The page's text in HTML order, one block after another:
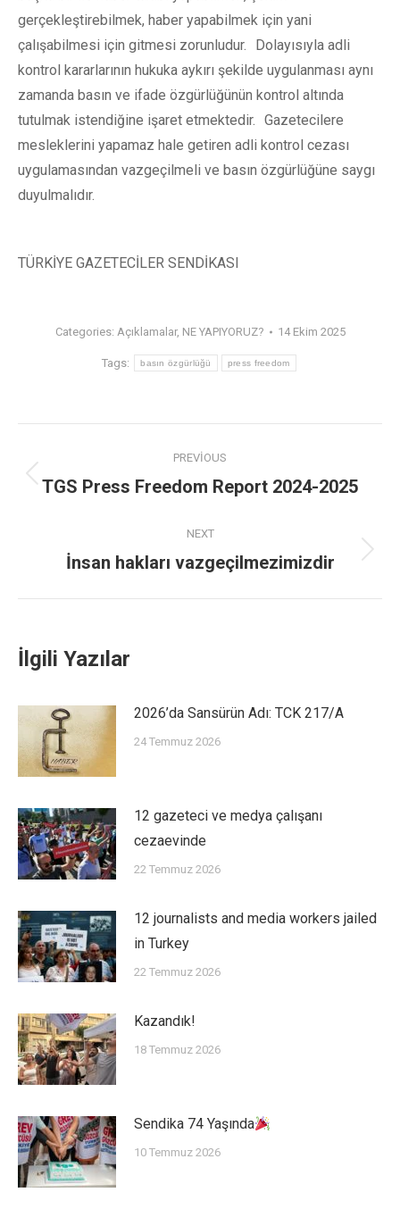
gerçekleştirebilmek, haber yapabilmek için yani
çalışabilmesi için gitmesi zorunludur. Dolayısıyla adli
kontrol kararlarının hukuka aykırı şekilde uygulanması aynı
zamanda basın ve ifade özgürlüğünün kontrol altında
tutulmak istendiğine işaret etmektedir. Gazetecilere
mesleklerini yapamaz hale getiren adli kontrol cezası
uygulamasından vazgeçilmeli ve basın özgürlüğüne saygı
duyulmalıdır.
TÜRKİYE GAZETECİLER SENDİKASI
Categories: Açıklamalar, NE YAPIYORUZ? 14 Ekim 2025
Tags: basın özgürlüğü press freedom
PREVIOUS
TGS Press Freedom Report 2024-2025
NEXT
İnsan hakları vazgeçilmezimizdir
İlgili Yazılar
2026’da Sansürün Adı: TCK 217/A
24 Temmuz 2026
12 gazeteci ve medya çalışanı
cezaevinde
22 Temmuz 2026
12 journalists and media workers jailed
in Turkey
22 Temmuz 2026
Kazandık!
18 Temmuz 2026
Sendika 74 Yaşında
10 Temmuz 2026